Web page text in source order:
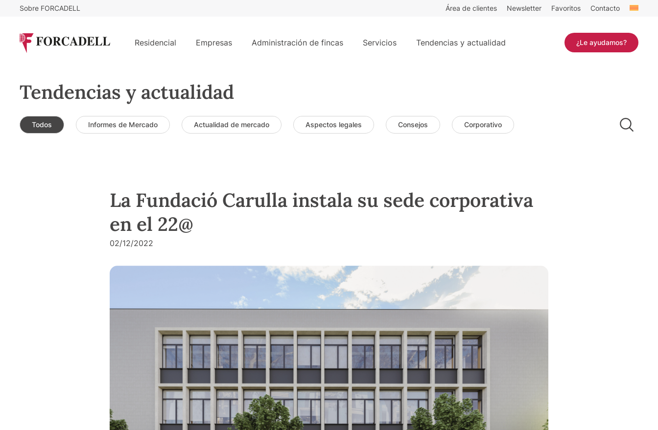
Sobre FORCADELL Área de clientes Newsletter Favoritos Contacto
Residencial Empresas Administración de fincas Servicios Tendencias y actualidad ¿Le ayudamos?
Tendencias y actualidad
Todos Informes de Mercado Actualidad de mercado Aspectos legales Consejos Corporativo
La Fundació Carulla instala su sede corporativa
en el 22@
02/12/2022